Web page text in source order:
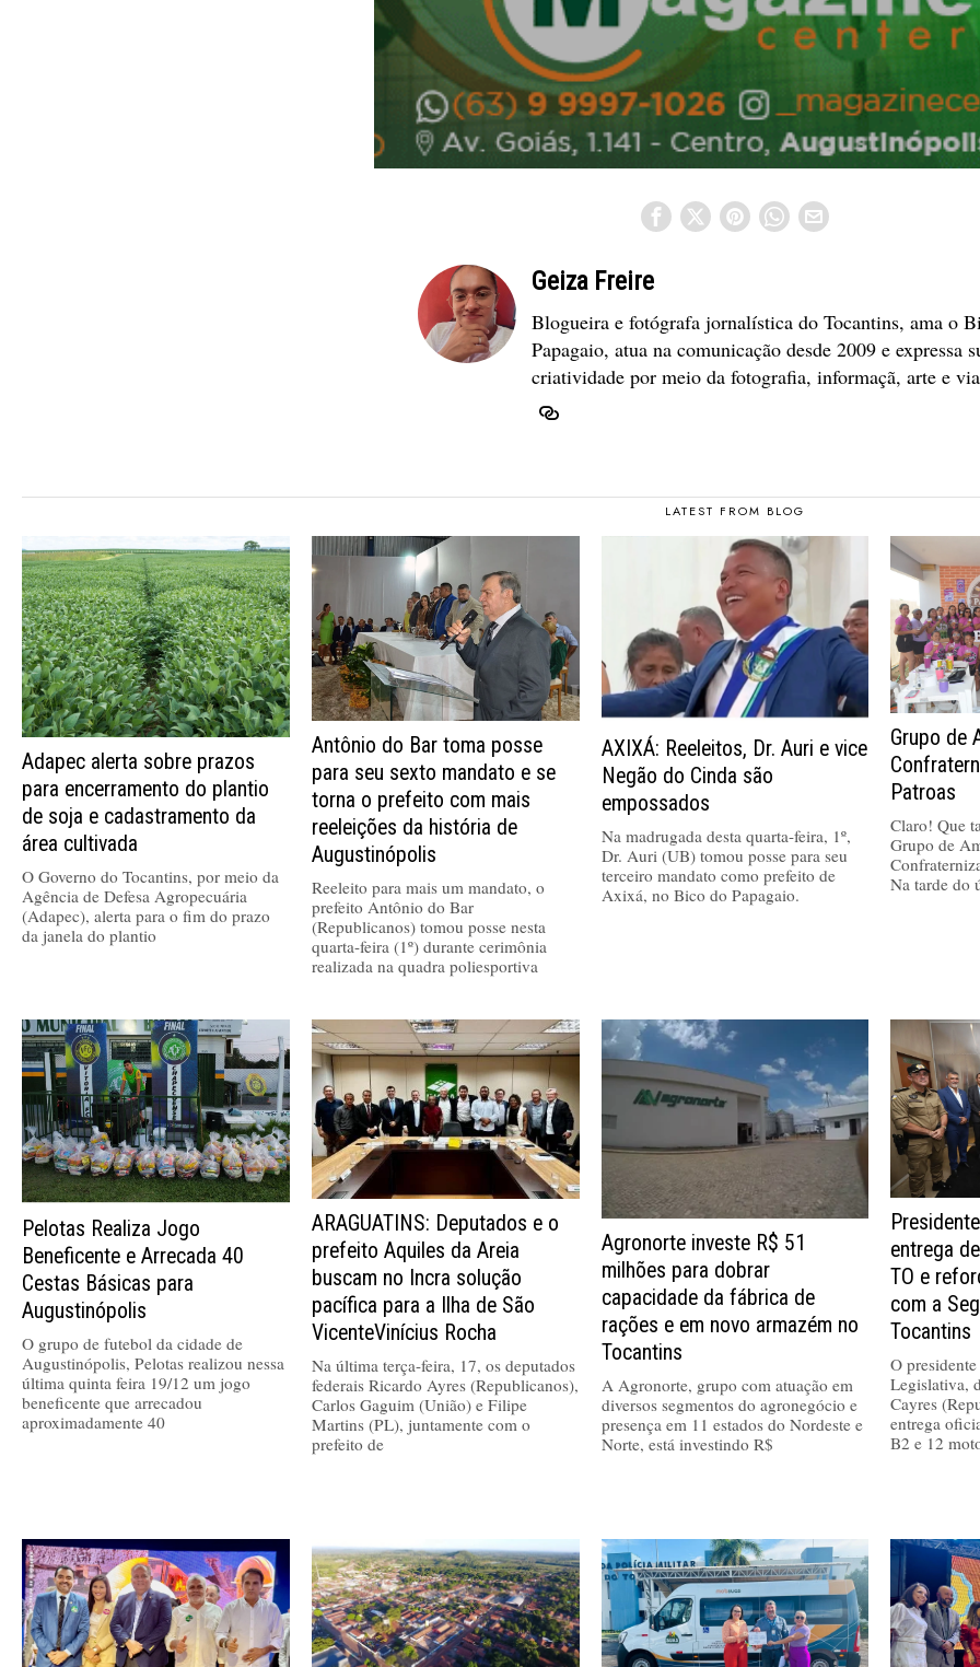
Geiza Freire
Blogueira e fotógrafa jornalística do Tocantins, ama o
Papagaio, atua na comunicação desde 2009 e expressa
criatividade por meio da fotografia, informaçã, arte e
LATEST FROM BLOG
Adapec alerta sobre prazos
para encerramento do plantio
de soja e cadastramento da
área cultivada
O Governo do Tocantins, por meio da
Agência de Defesa Agropecuária
(Adapec), alerta para o fim do prazo
da janela do plantio
Antônio do Bar toma posse
para seu sexto mandato e se
torna o prefeito com mais
reeleições da história de
Augustinópolis
Reeleito para mais um mandato, o
prefeito Antônio do Bar
(Republicanos) tomou posse nesta
quarta-feira (1º) durante cerimônia
realizada na quadra poliesportiva
AXIXÁ: Reeleitos, Dr. Auri e vice
Negão do Cinda são
empossados
Na madrugada desta quarta-feira, 1º,
Dr. Auri (UB) tomou posse para seu
terceiro mandato como prefeito de
Axixá, no Bico do Papagaio.
Grupo de
Patroas
Claro! Que
Grupo de
Na tarde do
Pelotas Realiza Jogo
Beneficente e Arrecada 40
Cestas Básicas para
Augustinópolis
O grupo de futebol da cidade de
Augustinópolis, Pelotas realizou nessa
última quinta feira 19/12 um jogo
beneficente que arrecadou
aproximadamente 40
ARAGUATINS: Deputados e o
prefeito Aquiles da Areia
buscam no Incra solução
pacífica para a Ilha de São
VicenteVinícius Rocha
Na última terça-feira, 17, os deputados
federais Ricardo Ayres (Republicanos),
Carlos Gaguim (União) e Filipe
Martins (PL), juntamente com o
prefeito de
Agronorte investe R$ 51
milhões para dobrar
capacidade da fábrica de
rações e em novo armazém no
Tocantins
A Agronorte, grupo com atuação em
diversos segmentos do agronegócio e
presença em 11 estados do Nordeste e
Norte, está investindo R$
entrega
TO e
com a
Tocantins
O
Legislativa,
Cayres
entrega
B2 e 12